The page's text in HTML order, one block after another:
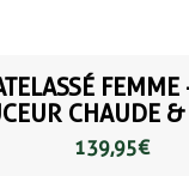
CHAUDE &
139,95 €